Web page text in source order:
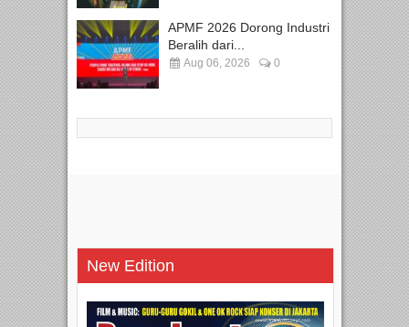
APMF 2026 Dorong Industri
Beralih dari...
Aug 06, 2026 0
New Edition